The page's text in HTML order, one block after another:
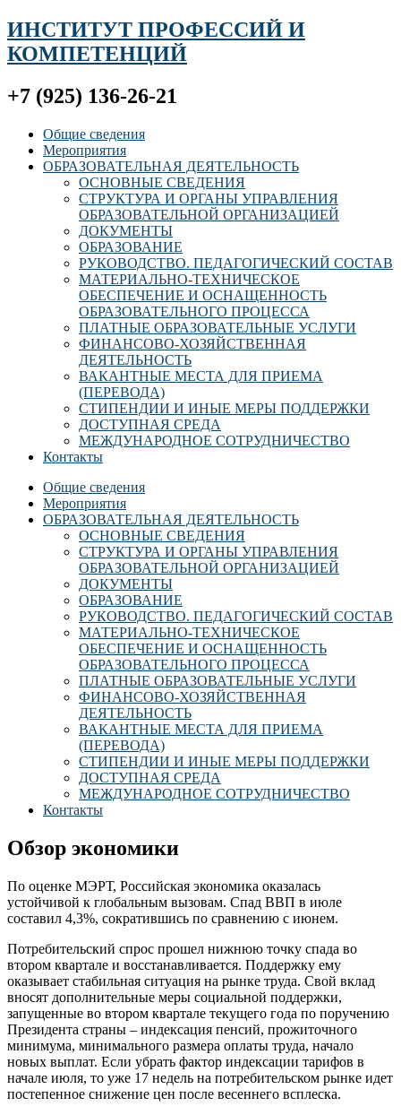
ИНСТИТУТ ПРОФЕССИЙ И
КОМПЕТЕНЦИЙ
+7 (925) 136-26-21
Общие сведения
Мероприятия
ОБРАЗОВАТЕЛЬНАЯ ДЕЯТЕЛЬНОСТЬ
ОСНОВНЫЕ СВЕДЕНИЯ
СТРУКТУРА И ОРГАНЫ УПРАВЛЕНИЯ
ОБРАЗОВАТЕЛЬНОЙ ОРГАНИЗАЦИЕЙ
ДОКУМЕНТЫ
ОБРАЗОВАНИЕ
РУКОВОДСТВО. ПЕДАГОГИЧЕСКИЙ СОСТАВ
МАТЕРИАЛЬНО-ТЕХНИЧЕСКОЕ
ОБЕСПЕЧЕНИЕ И ОСНАЩЕННОСТЬ
ОБРАЗОВАТЕЛЬНОГО ПРОЦЕССА
ПЛАТНЫЕ ОБРАЗОВАТЕЛЬНЫЕ УСЛУГИ
ФИНАНСОВО-ХОЗЯЙСТВЕННАЯ
ДЕЯТЕЛЬНОСТЬ
ВАКАНТНЫЕ МЕСТА ДЛЯ ПРИЕМА
(ПЕРЕВОДА)
СТИПЕНДИИ И ИНЫЕ МЕРЫ ПОДДЕРЖКИ
ДОСТУПНАЯ СРЕДА
МЕЖДУНАРОДНОЕ СОТРУДНИЧЕСТВО
Контакты
Общие сведения
Мероприятия
ОБРАЗОВАТЕЛЬНАЯ ДЕЯТЕЛЬНОСТЬ
ОСНОВНЫЕ СВЕДЕНИЯ
СТРУКТУРА И ОРГАНЫ УПРАВЛЕНИЯ
ОБРАЗОВАТЕЛЬНОЙ ОРГАНИЗАЦИЕЙ
ДОКУМЕНТЫ
ОБРАЗОВАНИЕ
РУКОВОДСТВО. ПЕДАГОГИЧЕСКИЙ СОСТАВ
МАТЕРИАЛЬНО-ТЕХНИЧЕСКОЕ
ОБЕСПЕЧЕНИЕ И ОСНАЩЕННОСТЬ
ОБРАЗОВАТЕЛЬНОГО ПРОЦЕССА
ПЛАТНЫЕ ОБРАЗОВАТЕЛЬНЫЕ УСЛУГИ
ФИНАНСОВО-ХОЗЯЙСТВЕННАЯ
ДЕЯТЕЛЬНОСТЬ
ВАКАНТНЫЕ МЕСТА ДЛЯ ПРИЕМА
(ПЕРЕВОДА)
СТИПЕНДИИ И ИНЫЕ МЕРЫ ПОДДЕРЖКИ
ДОСТУПНАЯ СРЕДА
МЕЖДУНАРОДНОЕ СОТРУДНИЧЕСТВО
Контакты
Обзор экономики
По оценке МЭРТ, Российская экономика оказалась
устойчивой к глобальным вызовам. Спад ВВП в июле
составил 4,3%, сократившись по сравнению с июнем.
Потребительский спрос прошел нижнюю точку спада во
втором квартале и восстанавливается. Поддержку ему
оказывает стабильная ситуация на рынке труда. Свой вклад
вносят дополнительные меры социальной поддержки,
запущенные во втором квартале текущего года по поручению
Президента страны – индексация пенсий, прожиточного
минимума, минимального размера оплаты труда, начало
новых выплат. Если убрать фактор индексации тарифов в
начале июля, то уже 17 недель на потребительском рынке идет
постепенное снижение цен после весеннего всплеска.